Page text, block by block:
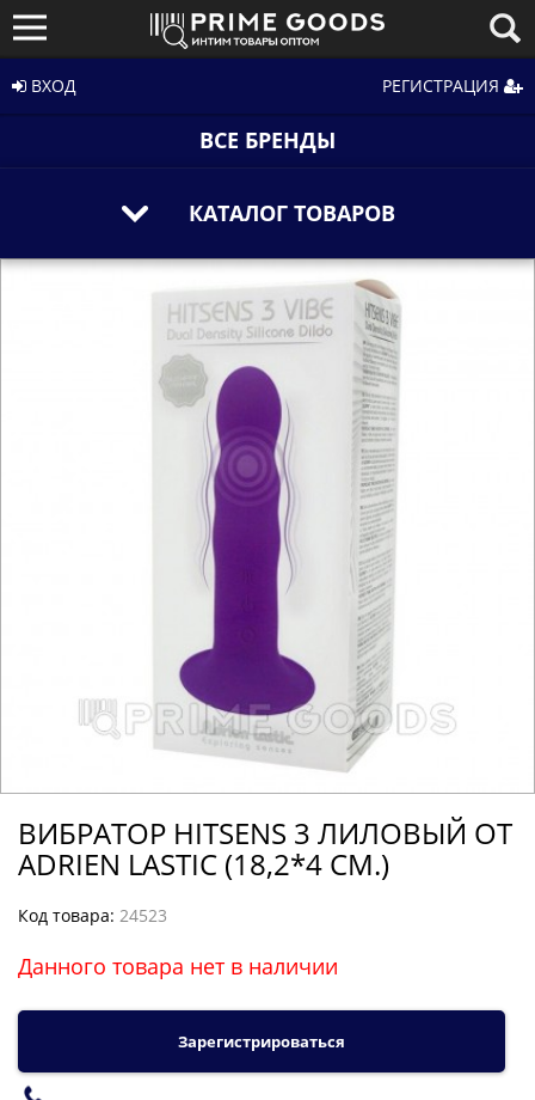
ВХОД РЕГИСТРАЦИЯ
ВСЕ БРЕНДЫ
КАТАЛОГ ТОВАРОВ
ВИБРАТОР HITSENS 3 ЛИЛОВЫЙ ОТ
ADRIEN LASTIC (18,2*4 СМ.)
Код товара: 24523
Данного товара нет в наличии
Зарегистрироваться